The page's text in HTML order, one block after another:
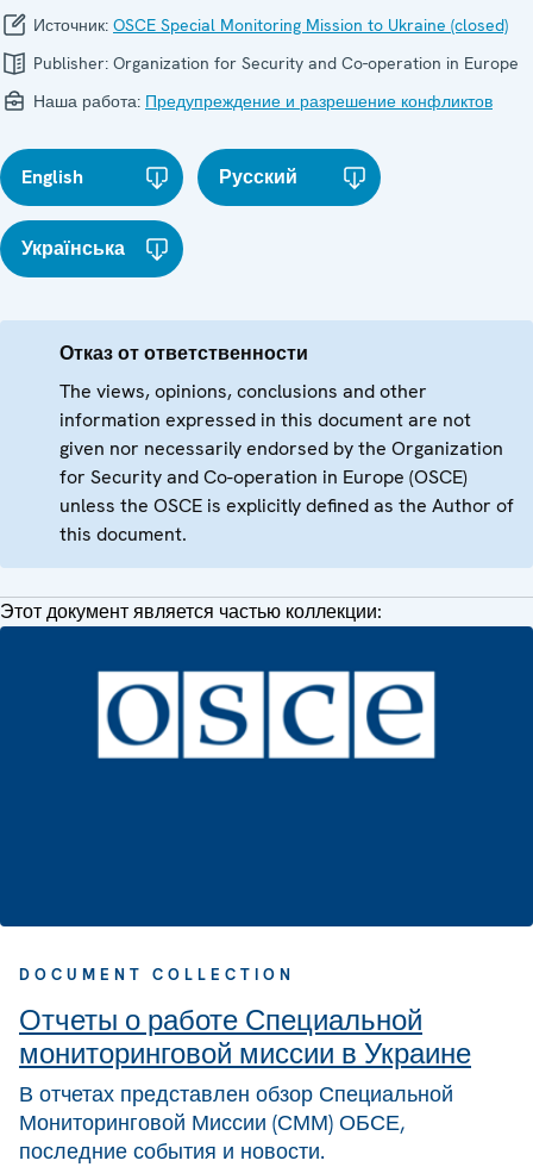
Источник: OSCE Special Monitoring Mission to Ukraine (closed)
Publisher: Organization for Security and Co-operation in Europe
Наша работа: Предупреждение и разрешение конфликтов
English Русский
Українська
Отказ от ответственности
The views, opinions, conclusions and other
information expressed in this document are not
given nor necessarily endorsed by the Organization
for Security and Co-operation in Europe (OSCE)
unless the OSCE is explicitly defined as the Author of
this document.
Этот документ является частью коллекции:
DOCUMENT COLLECTION
Отчеты о работе Специальной
мониторинговой миссии в Украине
В отчетах представлен обзор Специальной
Мониторинговой Миссии (СММ) ОБСЕ,
последние события и новости.